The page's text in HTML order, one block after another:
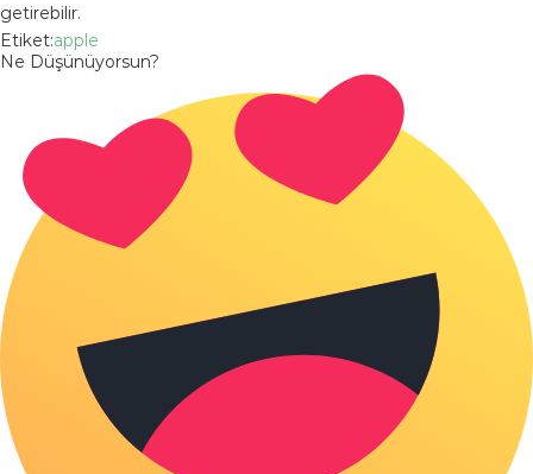
getirebilir.
Etiket:apple
Ne Düşünüyorsun?